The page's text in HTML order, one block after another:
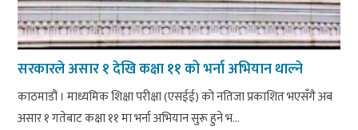
सरकारले असार १ देखि कक्षा ११ को भर्ना अभियान थाल्ने
काठमाडौं । माध्यमिक शिक्षा परीक्षा (एसईई) को नतिजा प्रकाशित भएसँगै अब
असार १ गतेबाट कक्षा ११ मा भर्ना अभियान सुरू हुने भ...